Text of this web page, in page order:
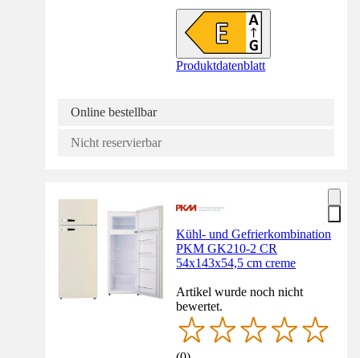
Produktdatenblatt
Online bestellbar
Nicht reservierbar
Kühl- und Gefrierkombination
PKM GK210-2 CR
54x143x54,5 cm creme
Artikel wurde noch nicht
bewertet.